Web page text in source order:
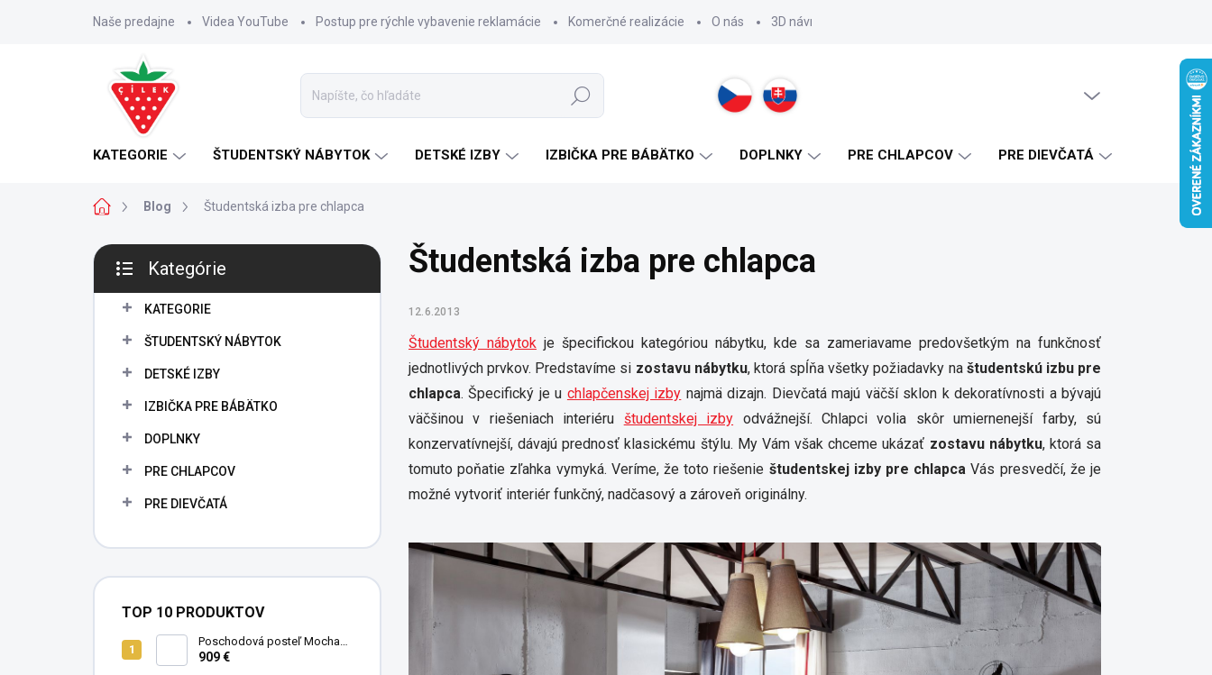
Naše predajne Videa YouTube Postup pre rýchle vybavenie reklamácie Komerčné realizácie O nás 3D návrhy
Hľadať
KATEGORIE ŠTUDENTSKÝ NÁBYTOK DETSKÉ IZBY IZBIČKA PRE BÁBÄTKO DOPLNKY PRE CHLAPCOV PRE DIEVČATÁ
DomovBlog Študentská izba pre chlapca
B
č
kategórie
Kategórie
KATEGORIE
ŠTUDENTSKÝ NÁBYTOK
DETSKÉ IZBY
IZBIČKA PRE BÁBÄTKO
DOPLNKY
PRE CHLAPCOV
PRE DIEVČATÁ
TOP 10 PRODUKTOV
Poschodová posteľ Mocha
Studio pre 3 deti 90x200 cm s
909 €
Študentská izba pre chlapca
12.6.2013
Študentský nábytok je špecifickou kategóriou nábytku, kde sa zameriavame predovšetkým na funkčnosť
jednotlivých prvkov. Predstavíme si zostavu nábytku, ktorá spĺňa všetky požiadavky na študentskú izbu pre
chlapca. Špecifický je u chlapčenskej izby najmä dizajn. Dievčatá majú väčší sklon k dekoratívnosti a bývajú
väčšinou v riešeniach interiéru študentskej izby odvážnejší. Chlapci volia skôr umiernenejší farby, sú
konzervatívnejší, dávajú prednosť klasickému štýlu. My Vám však chceme ukázať zostavu nábytku, ktorá sa
tomuto poňatie zľahka vymyká. Veríme, že toto riešenie študentskej izby pre chlapca Vás presvedčí, že je
možné vytvoriť interiér funkčný, nadčasový a zároveň originálny.